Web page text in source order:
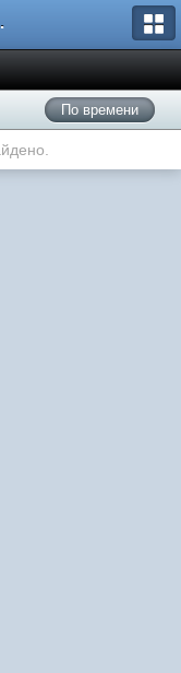
По времени